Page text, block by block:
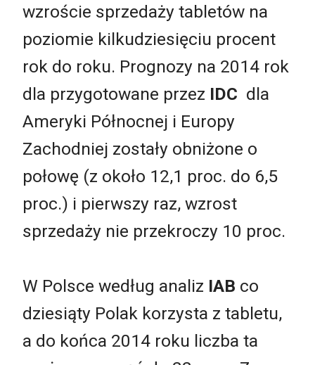
wzroście sprzedaży tabletów na
poziomie kilkudziesięciu procent
rok do roku. Prognozy na 2014 rok
dla przygotowane przez IDC dla
Ameryki Północnej i Europy
Zachodniej zostały obniżone o
połowę (z około 12,1 proc. do 6,5
proc.) i pierwszy raz, wzrost
sprzedaży nie przekroczy 10 proc.
W Polsce według analiz IAB co
dziesiąty Polak korzysta z tabletu,
a do końca 2014 roku liczba ta